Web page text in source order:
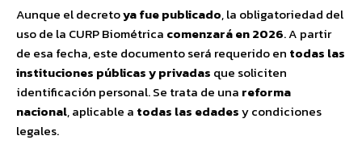
Aunque el decretoya fue publicado, la obligatoriedad del
uso de la CURP Biométrica comenzará en 2026. A partir
de esa fecha, este documento será requerido en todas las
instituciones públicas y privadas que soliciten
identificación personal. Se trata de una reforma
nacional, aplicable a todas las edadesy condiciones
legales.